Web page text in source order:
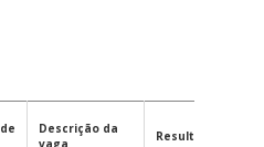
Descrição da
vaga
Resultado